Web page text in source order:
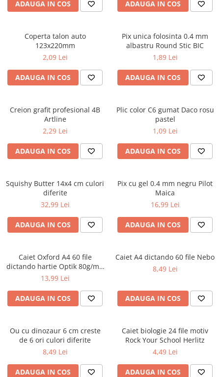
Caiete geografie și biologie
Caiete foi veline
Rezerve pentru caiete
Vocabulare
Blocuri de desen școlare
Hârtie pentru lucru manual
Rigle și Echere
Raportoare
Compasuri
Truse geometrie
Ghiozdane și rucsacuri
Ghiozdane școlare
Rucsacuri școlare și casual
Ghiozdane pentru grădinită
Penare
Penare echipate
Penare neechipate
Penare tip etui
Acuarele și pensule școlare
Pensule școlare
Pahare și palete pictură
ficțiune
Biografii și memorii
Parenting și educație
Sănătate și stil de viață
Artă și fotografie
Ghiduri și hărți
Afaceri și economie
Religie și spiritualitate
Știință și tehnologie
Gastronomie și hobby
Filosofie și eseuri
Dicționare și ghiduri de conversație
Literatură în limbi străine
Mine și rezerve
Corectoare și radiere
Instrumente de scris premium
Stilouri premium
Avioane de jucărie
Masinuțe cu telecomandă
Jucării de pluș
Jucării și articole pentru bebeluși
Jucării pentru bebeluși
Camera Bebe
Jucării pentru apă și baie
Jucării din lemn
Outdoor
Roboți
ADAUGA IN COS ADAUGA IN COS
Coperta talon auto
123x220mm
2,09 Lei
ADAUGA IN COS
Pix unica folosinta 0.4 mm
albastru Round Stic BIC
1,89 Lei
ADAUGA IN COS
Creion grafit profesional 4B
Artline
2,29 Lei
ADAUGA IN COS
Plic color C6 gumat Daco rosu
pastel
1,09 Lei
ADAUGA IN COS
Squishy Butter 14x4 cm culori
diferite
32,99 Lei
ADAUGA IN COS
Pix cu gel 0.4 mm negru Pilot
Maica
16,99 Lei
ADAUGA IN COS
Caiet Oxford A4 60 file
dictando hartie Optik 80g/mp
Touch Pastel
13,99 Lei
ADAUGA IN COS
Caiet A4 dictando 60 file Nebo
8,49 Lei
ADAUGA IN COS
Ou cu dinozaur 6 cm creste
de 6 ori culori diferite
8,49 Lei
ADAUGA IN COS
Caiet biologie 24 file motiv
Rock Your School Herlitz
4,49 Lei
ADAUGA IN COS